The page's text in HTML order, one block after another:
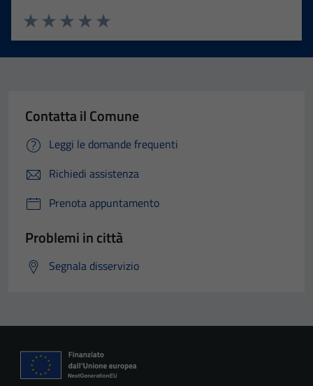
Valuta 5 stelle su 5
Valuta 4 stelle su 5
Valuta 3 stelle su 5
Valuta 2 stelle su 5
Valuta 1 stelle su 5
Contatta il Comune
Leggi le domande frequenti
Richiedi assistenza
Prenota appuntamento
Problemi in città
Segnala disservizio